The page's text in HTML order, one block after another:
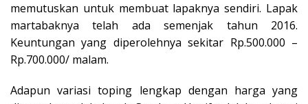
memutuskan untuk membuat lapaknya sendiri. Lapak
martabaknya telah ada semenjak tahun 2016.
Keuntungan yang diperolehnya sekitar Rp.500.000 –
Rp.700.000/ malam.
Adapun variasi toping lengkap dengan harga yang